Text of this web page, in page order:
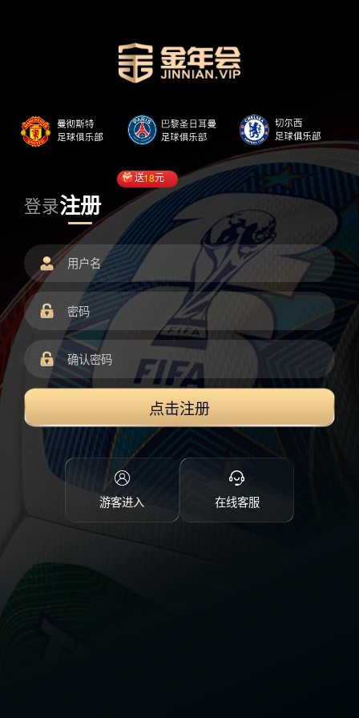
登录注册
送18元
点击注册
游客进入 在线客服